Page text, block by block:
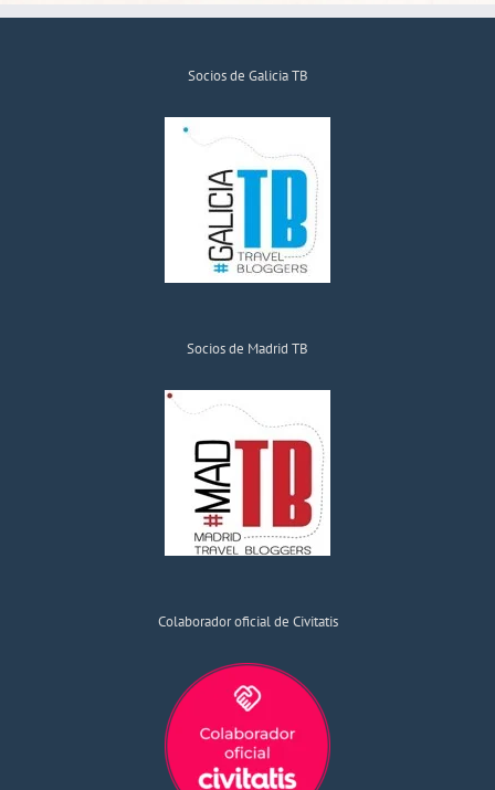
Socios de Galicia TB
Socios de Madrid TB
Colaborador oficial de Civitatis